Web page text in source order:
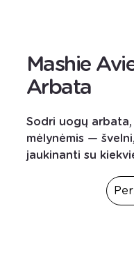
Mashie
Arbata
Sodri uogų
mėlynėmis —
jaukinanti su